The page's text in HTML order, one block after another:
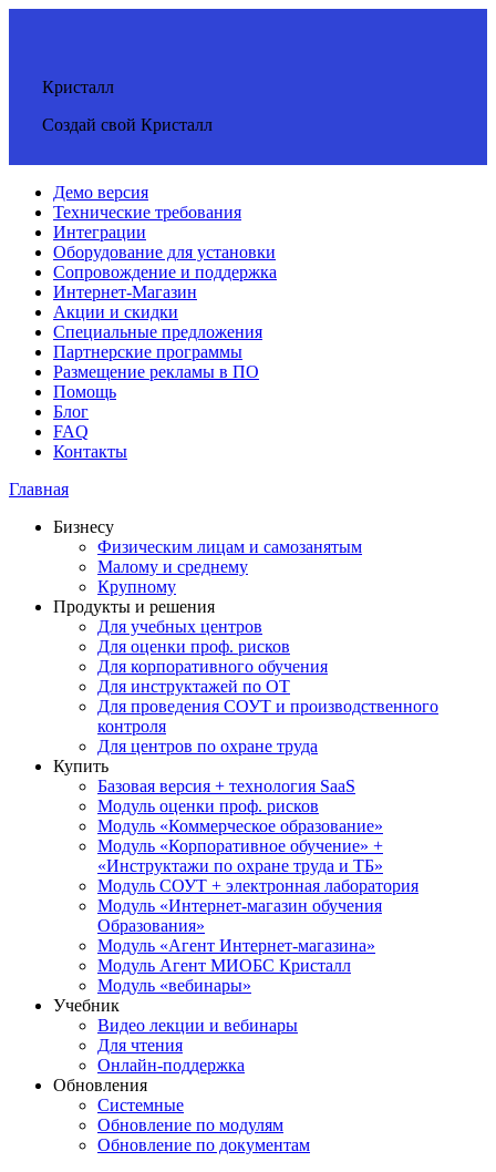
Кристалл
Создай свой Кристалл
Демо версия
Технические требования
Интеграции
Оборудование для установки
Сопровождение и поддержка
Интернет-Магазин
Акции и скидки
Специальные предложения
Партнерские программы
Размещение рекламы в ПО
Помощь
Блог
FAQ
Контакты
Главная
Бизнесу
Физическим лицам и самозанятым
Малому и среднему
Крупному
Продукты и решения
Для учебных центров
Для оценки проф. рисков
Для корпоративного обучения
Для инструктажей по ОТ
Для проведения СОУТ и производственного
контроля
Для центров по охране труда
Купить
Базовая версия + технология SaaS
Модуль оценки проф. рисков
Модуль «Коммерческое образование»
Модуль «Корпоративное обучение» +
«Инструктажи по охране труда и ТБ»
Модуль СОУТ + электронная лаборатория
Модуль «Интернет-магазин обучения
Образования»
Модуль «Агент Интернет-магазина»
Модуль Агент МИОБС Кристалл
Модуль «вебинары»
Учебник
Видео лекции и вебинары
Для чтения
Онлайн-поддержка
Обновления
Системные
Обновление по модулям
Обновление по документам